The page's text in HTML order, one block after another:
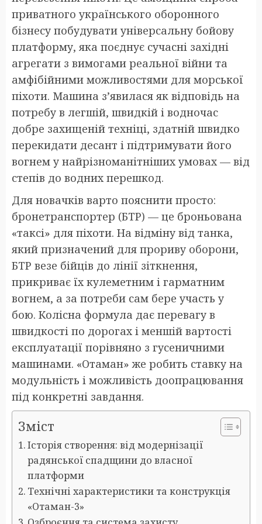
приватного українського оборонного
бізнесу побудувати універсальну бойову
платформу, яка поєднує сучасні західні
агрегати з вимогами реальної війни та
амфібійними можливостями для морської
піхоти. Машина з’явилася як відповідь на
потребу в легшій, швидкій і водночас
добре захищеній техніці, здатній швидко
перекидати десант і підтримувати його
вогнем у найрізноманітніших умовах — від
степів до водних перешкод.
Для новачків варто пояснити просто:
бронетранспортер (БТР) — це броньована
«таксі» для піхоти. На відміну від танка,
який призначений для прориву оборони,
БТР везе бійців до лінії зіткнення,
прикриває їх кулеметним і гарматним
вогнем, а за потреби сам бере участь у
бою. Колісна формула дає перевагу в
швидкості по дорогах і меншій вартості
експлуатації порівняно з гусеничними
машинами. «Отаман» же робить ставку на
модульність і можливість доопрацювання
під конкретні завдання.
Зміст
Історія створення: від модернізації
радянської спадщини до власної
платформи
Технічні характеристики та конструкція
«Отаман-3»